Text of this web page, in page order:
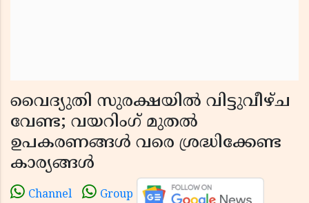
വൈദ്യുതി സുരക്ഷയിൽ വിട്ടുവീഴ്ച
വേണ്ട; വയറിംഗ് മുതൽ
ഉപകരണങ്ങൾ വരെ ശ്രദ്ധിക്കേണ്ട
കാര്യങ്ങൾ
Channel Group